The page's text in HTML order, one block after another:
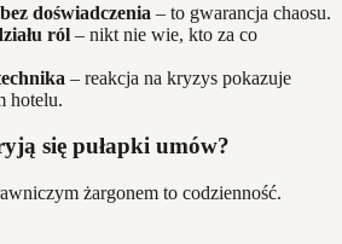
doświadczenia – to gwarancja chaosu.
ról – nikt nie wie, kto za co
– reakcja na kryzys pokazuje
hotelu.
się pułapki umów?
żargonem to codzienność.